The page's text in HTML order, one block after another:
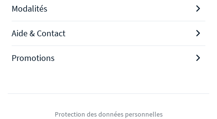
Modalités
Aide & Contact
Promotions
Protection des données personnelles